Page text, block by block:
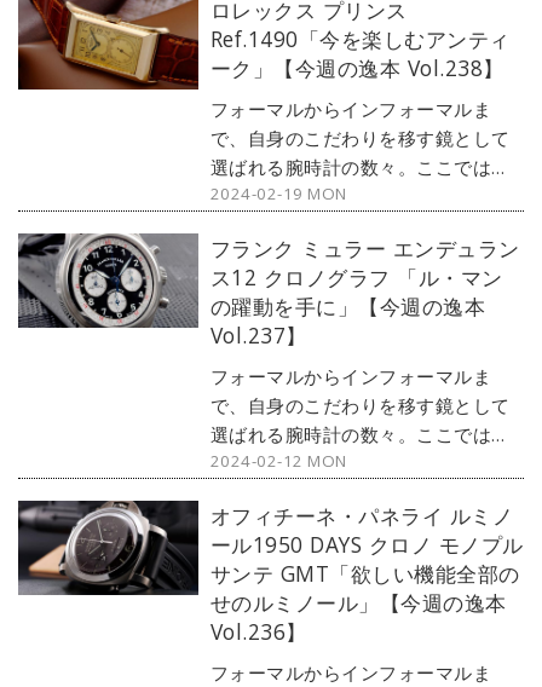
よう。※当連載は、2024年3月から
ファッションメディア『singles』に
お引っ越しします。Vol.240からは
『singles』にてお楽しみください。
ロレックス プリンス
Ref.1490「今を楽しむアンティ
ーク」【今週の逸本 Vol.238】
フォーマルからインフォーマルま
で、自身のこだわりを移す鏡として
選ばれる腕時計の数々。ここではブ
ランド腕時計専門店・MOON
デルからアンティークまで、見る者
の感性を刺激する1本をセレクト。今
回はアンティークロレックスから、
今風に使いやすくカスタマイズされ
た『プリンス』をご紹介しよう。
2024-02-19 MON
フランク ミュラー エンデュラン
ス12 クロノグラフ 「ル・マン
の躍動を手に」【今週の逸本
Vol.237】
フォーマルからインフォーマルま
で、自身のこだわりを移す鏡として
選ばれる腕時計の数々。ここではブ
ランド腕時計専門店・MOON
デルからアンティークまで、見る者
の感性を刺激する1本をセレクト。今
回はフランク ミュラーから、『エン
デュランス12』をご紹介しよう。
2024-02-12 MON
オフィチーネ・パネライ ルミノ
ール1950 DAYS クロノ モノプル
サンテ GMT「欲しい機能全部の
せのルミノール」【今週の逸本
Vol.236】
フォーマルからインフォーマルま